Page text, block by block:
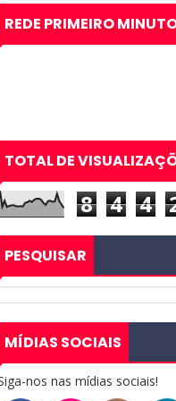
REDE PRIMEIRO
TOTAL DE
8 4 4
PESQUISAR
MÍDIAS SOCIAIS
nos nas mídias sociais!